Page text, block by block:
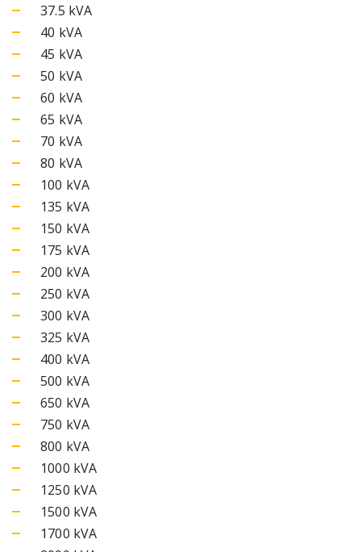
37.5 kVA
40 kVA
45 kVA
50 kVA
60 kVA
65 kVA
70 kVA
80 kVA
100 kVA
135 kVA
150 kVA
175 kVA
200 kVA
250 kVA
300 kVA
325 kVA
400 kVA
500 kVA
650 kVA
750 kVA
800 kVA
1000 kVA
1250 kVA
1500 kVA
1700 kVA